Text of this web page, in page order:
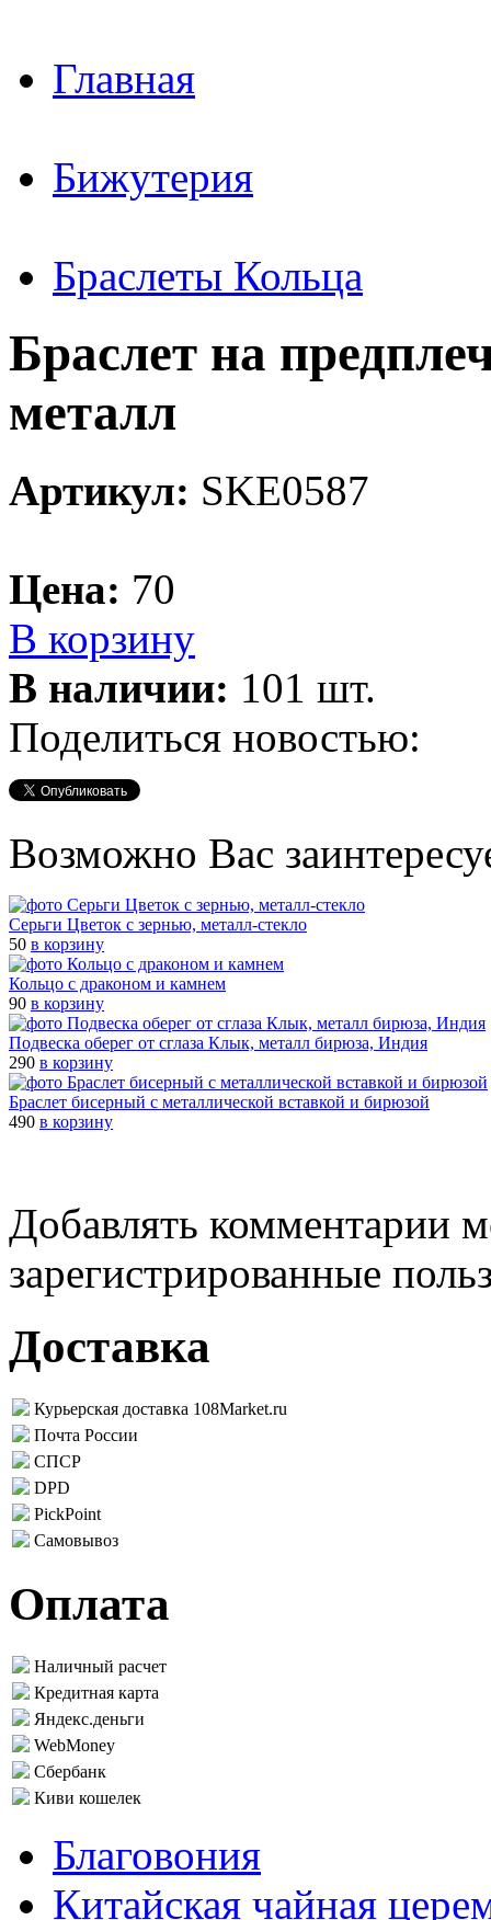
Главная
Бижутерия
Браслеты Кольца
Браслет на
металл
Артикул: SKE0587
Цена: 70
В корзину
В наличии: 101 шт.
Поделиться новостью:
Возможно Вас
Серьги Цветок с зернью, металл-стекло
50 в корзину
Кольцо с драконом и камнем
90 в корзину
Подвеска оберег от сглаза Клык, металл бирюза, Индия
290 в корзину
Браслет бисерный с металлической вставкой и бирюзой
490 в корзину
Добавлять комментарии
зарегистрированные
Доставка
Курьерская доставка 108Market.ru
Почта России
СПСР
DPD
PickPoint
Самовывоз
Оплата
Наличный расчет
Кредитная карта
Яндекс.деньги
WebMoney
Сбербанк
Киви кошелек
Благовония
Китайская чайная